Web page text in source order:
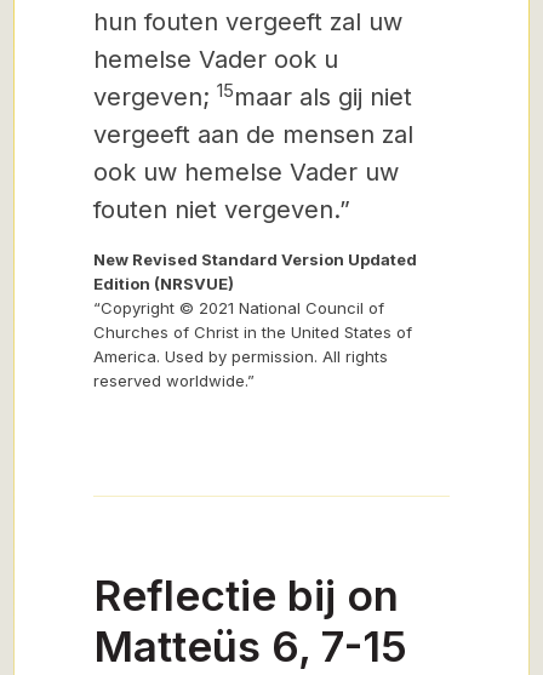
hun fouten vergeeft zal uw
hemelse Vader ook u
vergeven; 15maar als gij niet
vergeeft aan de mensen zal
ook uw hemelse Vader uw
fouten niet vergeven.”
New Revised Standard Version Updated
Edition (NRSVUE)
“Copyright © 2021 National Council of
Churches of Christ in the United States of
America. Used by permission. All rights
reserved worldwide.”
Reflectie bij on
Matteüs 6, 7-15